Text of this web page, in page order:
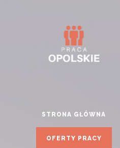
STRONA GŁÓWNA
OFERTY PRACY